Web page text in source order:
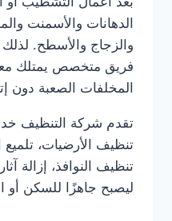
الدهانات والأسمنت
والزجاج والأسطح.
فريق متخصص يمتلك
المخلفات الصعبة دون
تقدم شركة التنظيف
تنظيف الأرضيات، تلميع
تنظيف النوافذ، إزالة
ليصبح جاهزًا للسكن أو